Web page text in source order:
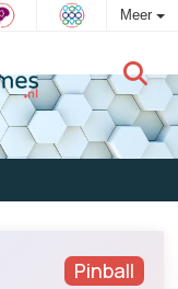
Meer
spelen
Pinball